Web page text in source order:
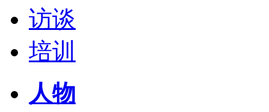
访谈
培训
人物